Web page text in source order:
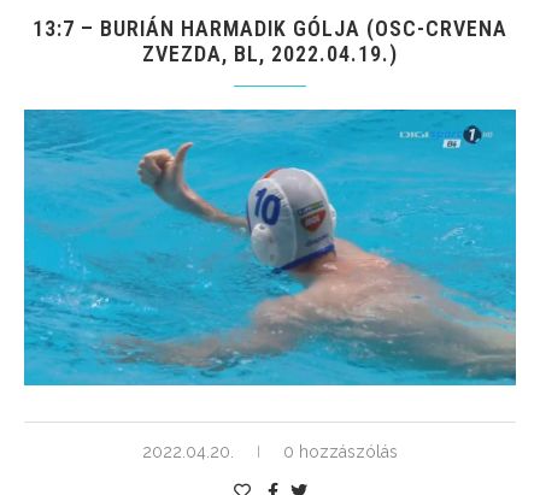
13:7 – BURIÁN HARMADIK GÓLJA (OSC-CRVENA
ZVEZDA, BL, 2022.04.19.)
2022.04.20. 0 hozzászólás